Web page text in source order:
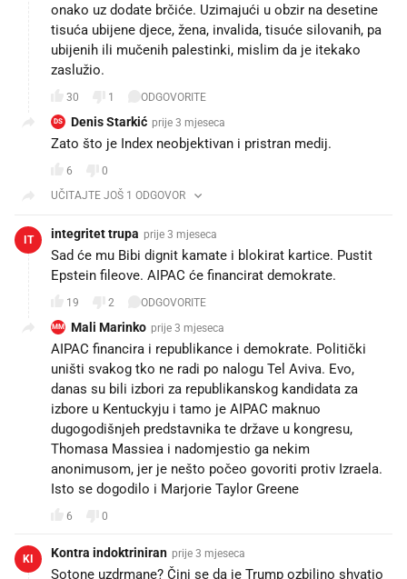
onako uz dodate brčiće. Uzimajući u obzir na desetine
tisuća ubijene djece, žena, invalida, tisuće silovanih, pa
ubijenih ili mučenih palestinki, mislim da je itekako
zaslužio.
30 1 ODGOVORITE
DS Denis Starkić prije 3 mjeseca
Zato što je Index neobjektivan i pristran medij.
6
0
UČITAJTE JOŠ 1 ODGOVOR
IT integritet trupa prije 3 mjeseca
Sad će mu Bibi dignit kamate i blokirat kartice. Pustit
Epstein fileove. AIPAC će financirat demokrate.
19 2 ODGOVORITE
MM Mali Marinko prije 3 mjeseca
AIPAC financira i republikance i demokrate. Politički
uništi svakog tko ne radi po nalogu Tel Aviva. Evo,
danas su bili izbori za republikanskog kandidata za
izbore u Kentuckyju i tamo je AIPAC maknuo
dugogodišnjeh predstavnika te države u kongresu,
Thomasa Massiea i nadomjestio ga nekim
anonimusom, jer je nešto počeo govoriti protiv Izraela.
Isto se dogodilo i Marjorie Taylor Greene
6 0
KI Kontra indoktriniran prije 3 mjeseca
Sotone uzdrmane? Čini se da je Trump ozbiljno shvatio